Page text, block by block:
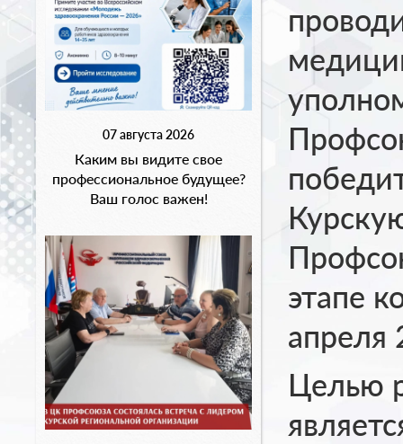
07 августа 2026
Каким вы видите свое
профессиональное будущее?
Ваш голос важен!
этапе
апреля
Целью